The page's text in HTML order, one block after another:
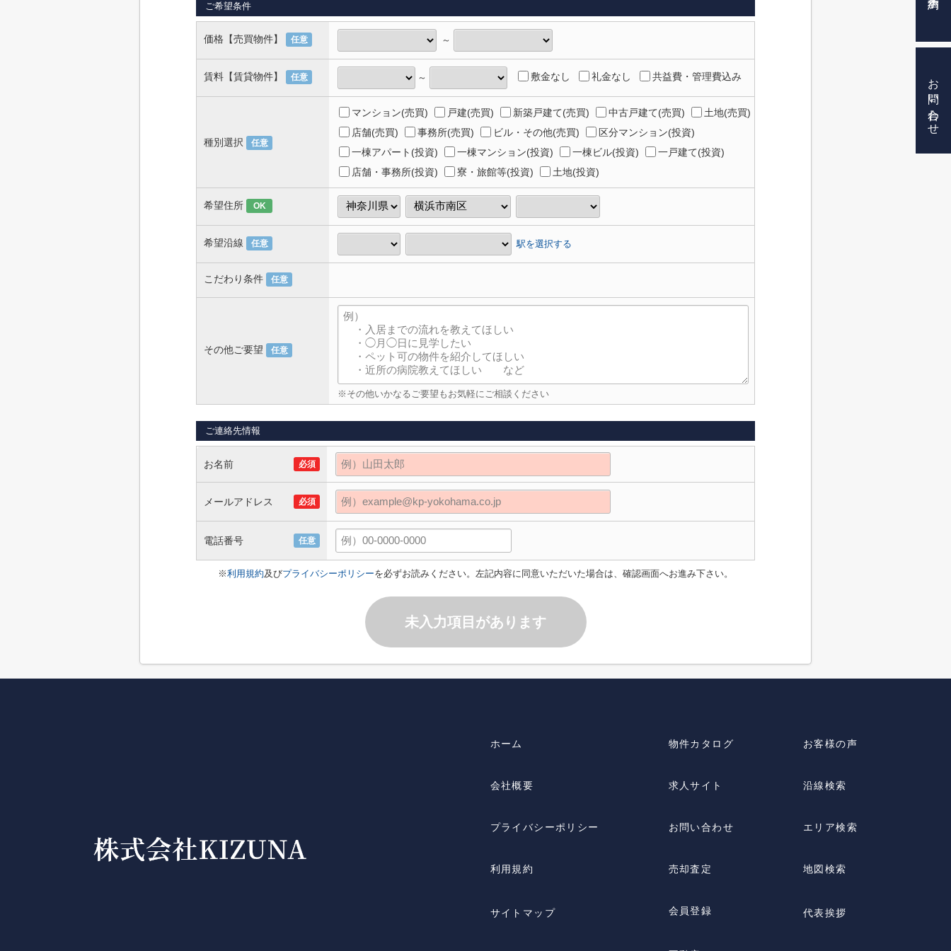
ご希望条件
価格【売買物件】 任意 ～
賃料【賃貸物件】 任意 ～ 敷金なし 礼金なし 共益費・管理費込み
種別選択 任意
マンション(売買) 戸建(売買) 新築戸建て(売買) 中古戸建て(売買)
土地(売買)
店舗(売買)
事務所(売買) ビル・その他(売買)
区分マンション(投資)
一棟アパート(投資)
一棟マンション(投資) 一棟ビル(投資)
一戸建て(投資)
店舗・事務所(投資)
寮・旅館等(投資) 土地(投資)
希望住所 OK
希望沿線 任意 駅を選択する
こだわり条件 任意
その他ご要望 任意
※その他いかなるご要望もお気軽にご相談ください
ご連絡先情報
お名前 必須
メールアドレス 必須
電話番号 任意
※利用規約及びプライバシーポリシーを必ずお読みください。左記内容に同意いただいた場合は、確認画面へお進み下さい。
未入力項目があります
ホーム
会社概要
プライバシーポリシー
利用規約
サイトマップ
物件カタログ
求人サイト
お問い合わせ
売却査定
会員登録
お客様の声
沿線検索
エリア検索
地図検索
代表挨拶
お問い合わせ